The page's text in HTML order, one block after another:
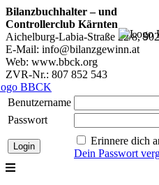
Bilanzbuchhalter – und
Controllerclub Kärnten
Aichelburg-Labia-Straße 22/8,
E-Mail: info@bilanzgewinn.at
Web: www.bbck.org
ZVR-Nr.: 807 852 543
Benutzername
Passwort
Erinnere dich
Dein Passwort